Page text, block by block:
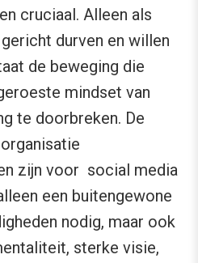
cruciaal. Alleen als
durven en willen
de beweging die
mindset van
te doorbreken. De
zijn voor social media
een buitengewone
nodig, maar ook
sterke visie,